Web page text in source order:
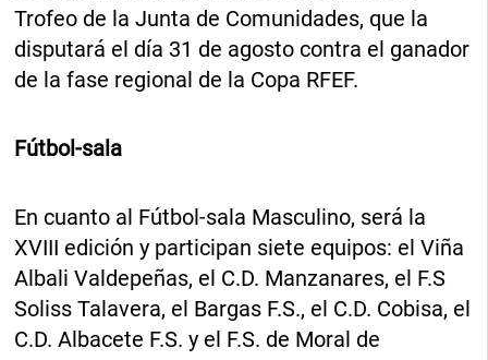
Trofeo de la Junta de Comunidades, que la
disputará el día 31 de agosto contra el ganador
de la fase regional de la Copa RFEF.
Fútbol-sala
En cuanto al Fútbol-sala Masculino, será la
XVIII edición y participan siete equipos: el Viña
Albali Valdepeñas, el C.D. Manzanares, el F.S
Soliss Talavera, el Bargas F.S., el C.D. Cobisa, el
C.D. Albacete F.S. y el F.S. de Moral de